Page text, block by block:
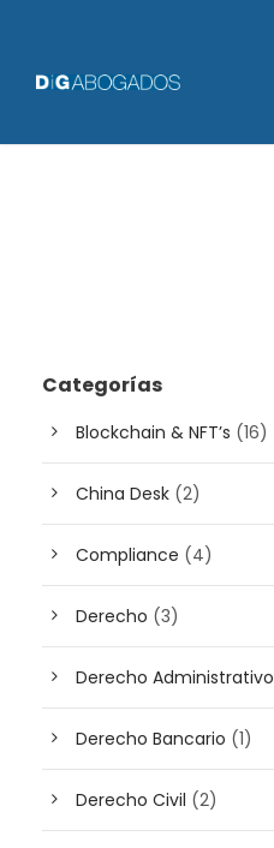
Categorías
Blockchain & NFT’s (16)
China Desk (2)
Compliance (4)
Derecho (3)
Derecho Administrativo
Derecho Bancario (1)
Derecho Civil (2)